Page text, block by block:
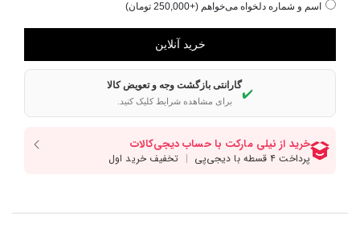
اسم و شماره دلخواه می‌خواهم (+250,000 تومان)
✔️
گارانتی بازگشت وجه و تعویض کالا
برای مشاهده شرایط کلیک کنید.